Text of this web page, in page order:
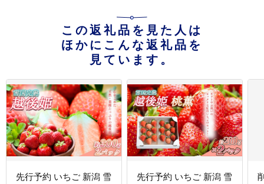
この返礼品を見た人は
ほかにこんな返礼品を
見ています。
先行予約 いちご 新潟 雪
先行予約 いちご 新潟 雪